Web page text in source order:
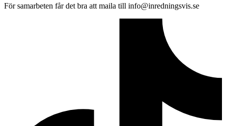
För samarbeten får det bra att maila till info@inredningsvis.se